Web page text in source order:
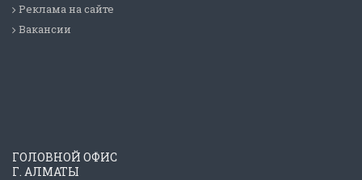
Реклама на сайте
Вакансии
ГОЛОВНОЙ ОФИС
Г. АЛМАТЫ